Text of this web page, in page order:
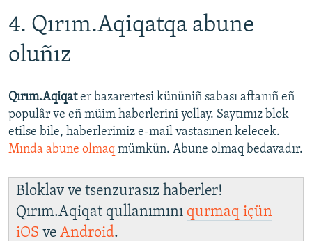
4. Qırım.Aqiqatqa abune
oluñız
Qırım.Aqiqater bazarertesi kününiñ sabası aftanıñ eñ
populâr ve eñ müim haberlerini yollay. Saytımız blok
etilse bile, haberlerimiz e-mail vastasınen kelecek.
Mında abune olmaq mümkün. Abune olmaq bedavadır.
Bloklav ve tsenzurasız haberler!
Qırım.Aqiqat qullanımını qurmaq içün
iOS ve Android.